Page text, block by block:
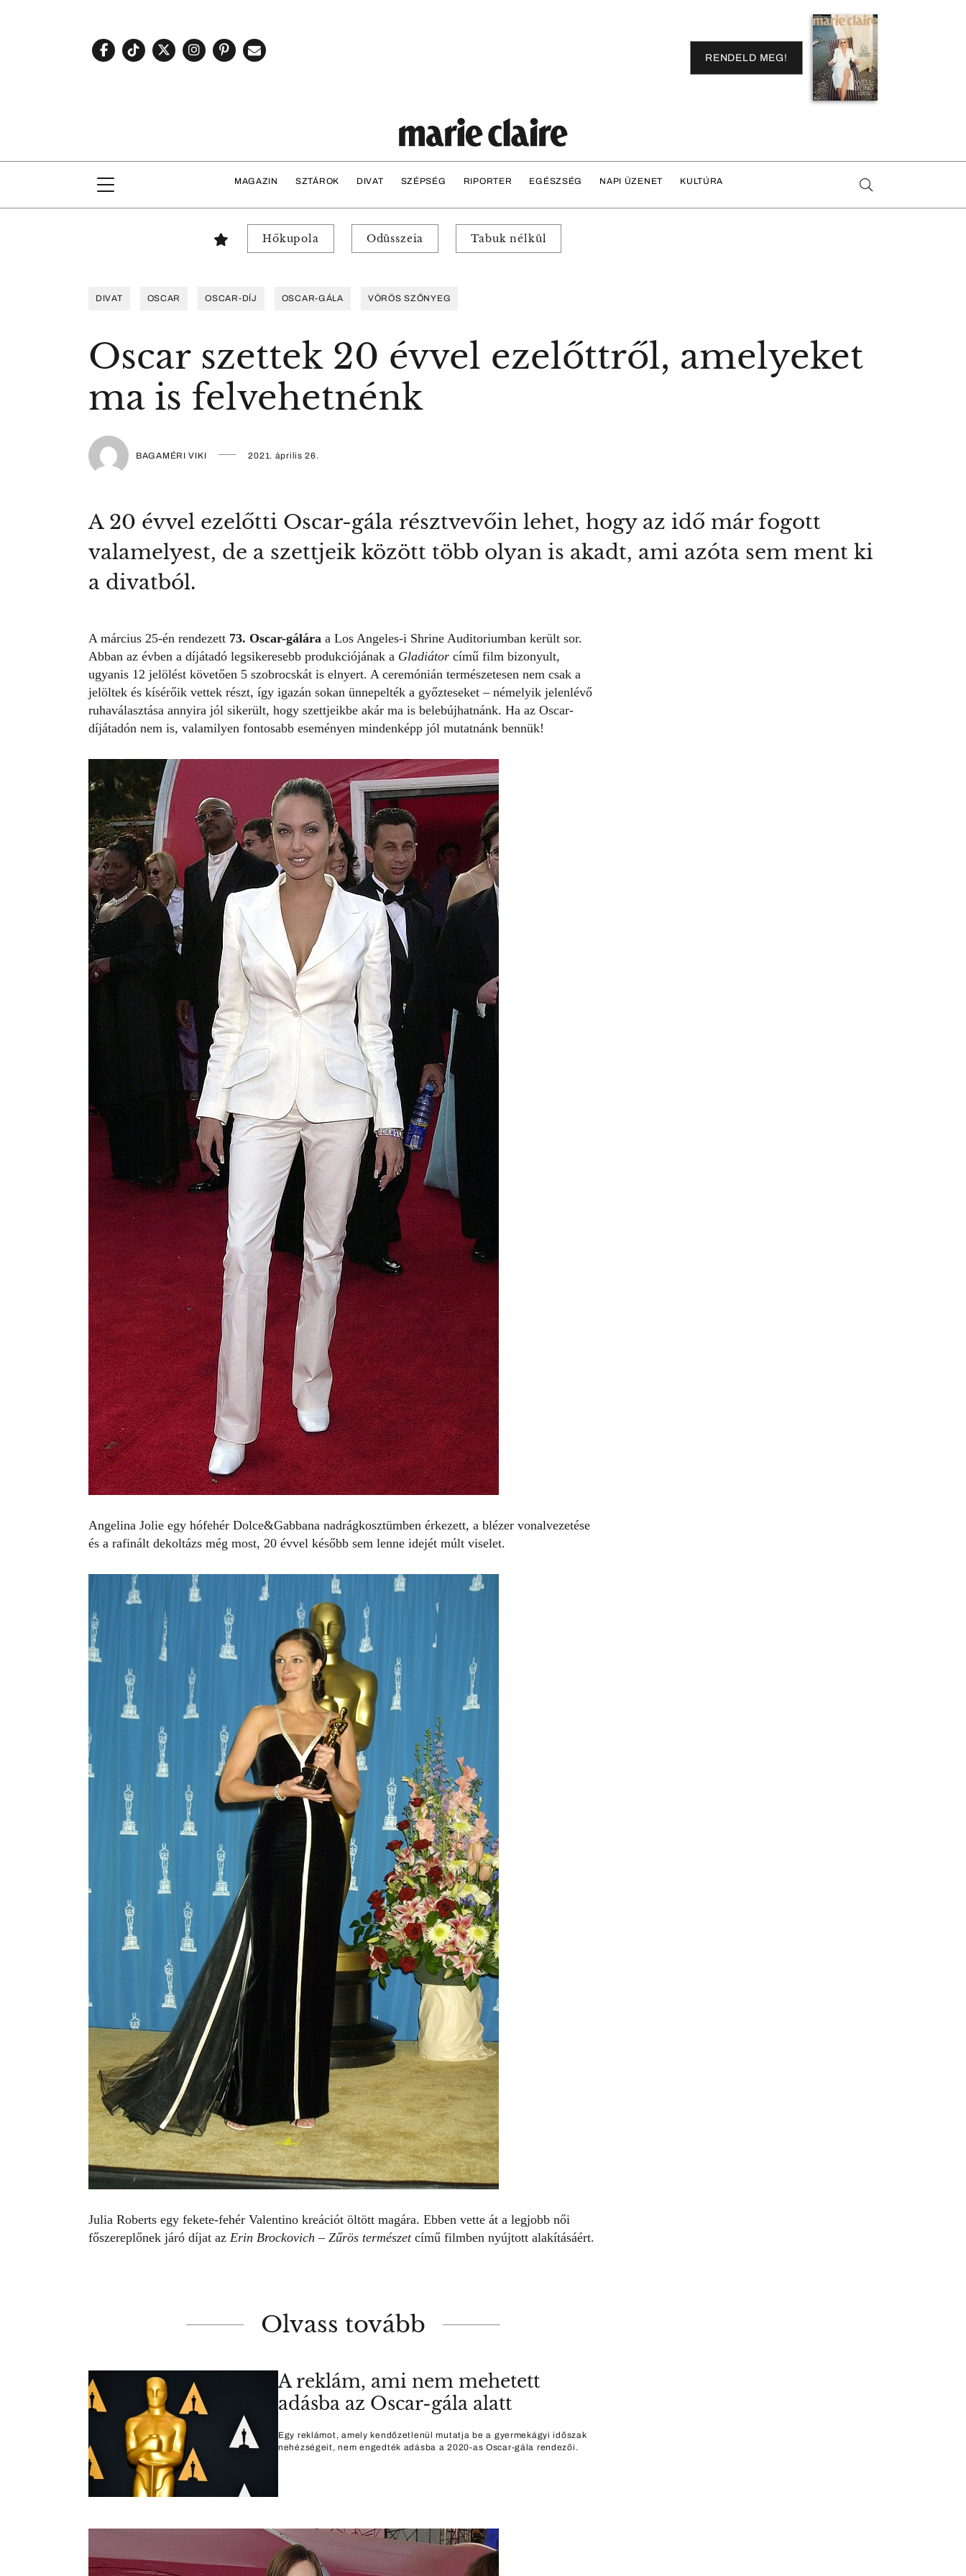
RENDELD MEG!
MAGAZIN SZTÁROK DIVAT SZÉPSÉG RIPORTER EGÉSZSÉG NAPI ÜZENET KULTÚRA
Hőkupola Odüsszeia Tabuk nélkül
DIVAT OSCAR OSCAR-DÍJ OSCAR-GÁLA VÖRÖS SZŐNYEG
Oscar szettek 20 évvel ezelőttről, amelyeket
ma is felvehetnénk
BAGAMÉRI VIKI 2021. április 26.
A 20 évvel ezelőtti Oscar-gála résztvevőin lehet, hogy az idő már fogott
valamelyest, de a szettjeik között több olyan is akadt, ami azóta sem ment ki
a divatból.
A március 25-én rendezett 73. Oscar-gálára a Los Angeles-i Shrine Auditoriumban került sor.
Abban az évben a díjátadó legsikeresebb produkciójának a Gladiátor című film bizonyult,
ugyanis 12 jelölést követően 5 szobrocskát is elnyert. A ceremónián természetesen nem csak a
jelöltek és kísérőik vettek részt, így igazán sokan ünnepelték a győzteseket – némelyik jelenlévő
ruhaválasztása annyira jól sikerült, hogy szettjeikbe akár ma is belebújhatnánk. Ha az Oscar-
díjátadón nem is, valamilyen fontosabb eseményen mindenképp jól mutatnánk bennük!
Angelina Jolie egy hófehér Dolce&Gabbana nadrágkosztümben érkezett, a blézer vonalvezetése
és a rafinált dekoltázs még most, 20 évvel később sem lenne idejét múlt viselet.
Julia Roberts egy fekete-fehér Valentino kreációt öltött magára. Ebben vette át a legjobb női
főszereplőnek járó díjat az Erin Brockovich – Zűrös természetcímű filmben nyújtott alakításáért.
Olvass tovább
A reklám, ami nem mehetett
adásba az Oscar-gála alatt
Egy reklámot, amely kendőzetlenül mutatja be a gyermekágyi időszak
nehézségeit, nem engedték adásba a 2020-as Oscar-gála rendezői.